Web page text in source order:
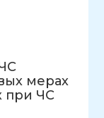
мерах
при ЧС